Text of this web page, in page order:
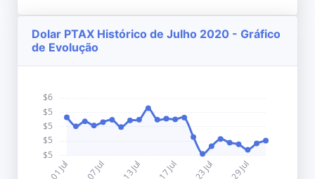
Dolar PTAX Histórico de Julho 2020 - Gráfico
de Evolução